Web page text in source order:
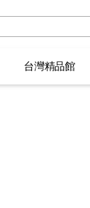
選拔須知 2026年
臺灣活動
台灣精品館
創新
選拔須知 2026年
臺灣活動
台灣精品館
創新